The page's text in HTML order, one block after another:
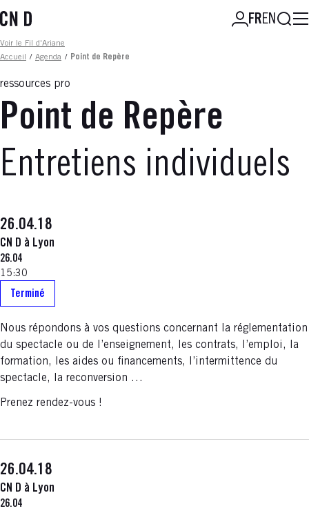
au
principal
FREN
Fil d'ariane
Voir le Fil d'Ariane
Accueil
/ Agenda / Point de Repère
ressources pro
Point de Repère
Entretiens individuels
26.04.18
CN D à Lyon
26.04
15:30
Terminé
Nous répondons à vos questions concernant la réglementation
du spectacle ou de l’enseignement, les contrats, l’emploi, la
formation, les aides ou financements, l’intermittence du
spectacle, la reconversion …
Prenez rendez-vous !
26.04.18
CN D à Lyon
26.04